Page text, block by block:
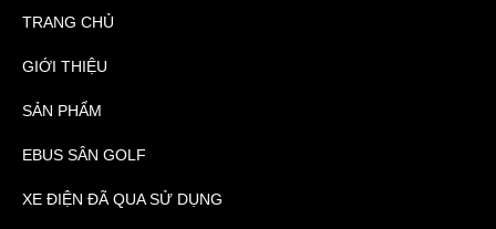
TRANG CHỦ
GIỚI THIỆU
SẢN PHẨM
EBUS SÂN GOLF
XE ĐIỆN ĐÃ QUA SỬ DỤNG